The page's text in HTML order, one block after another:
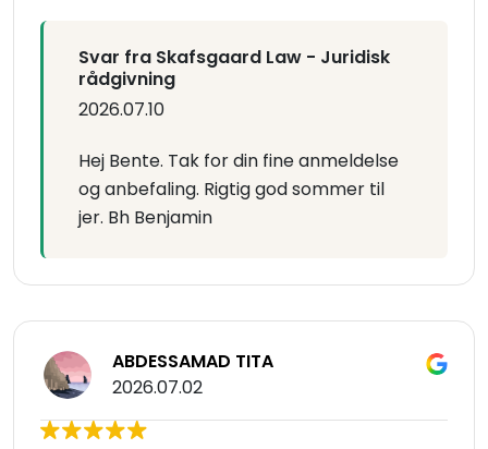
Svar fra Skafsgaard Law - Juridisk
rådgivning
2026.07.10
Hej Bente. Tak for din fine anmeldelse
og anbefaling. Rigtig god sommer til
jer. Bh Benjamin
ABDESSAMAD TITA
2026.07.02